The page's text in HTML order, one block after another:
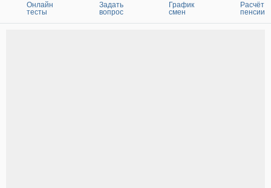
Онлайн
тесты
Задать
вопрос
График
смен
Расчёт
пенсии